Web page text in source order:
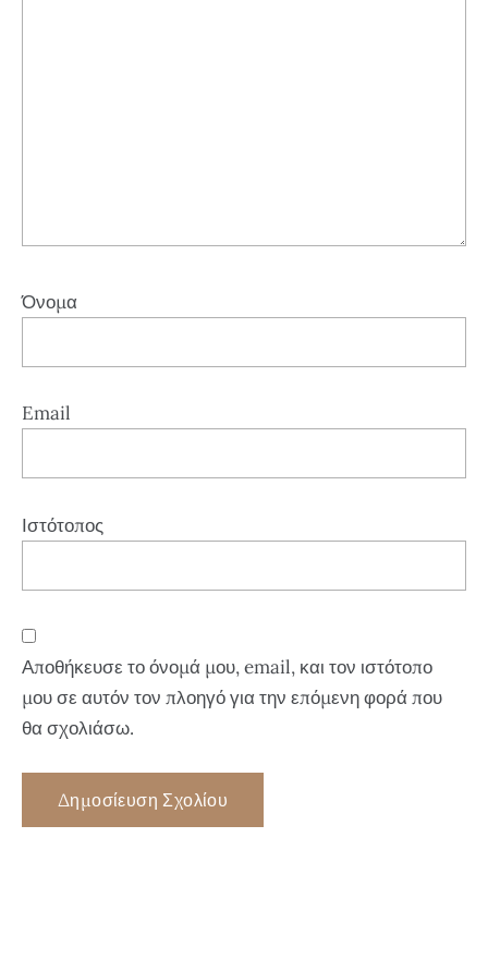
Όνομα
Email
Ιστότοπος
Αποθήκευσε το όνομά μου, email, και τον ιστότοπο
μου σε αυτόν τον πλοηγό για την επόμενη φορά που
θα σχολιάσω.